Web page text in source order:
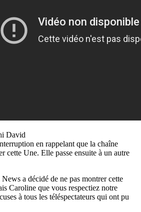
David
en rappelant que la chaîne
cette Une. Elle passe ensuite à un autre
a décidé de ne pas montrer cette
Caroline que vous respectiez notre
à tous les téléspectateurs qui ont pu